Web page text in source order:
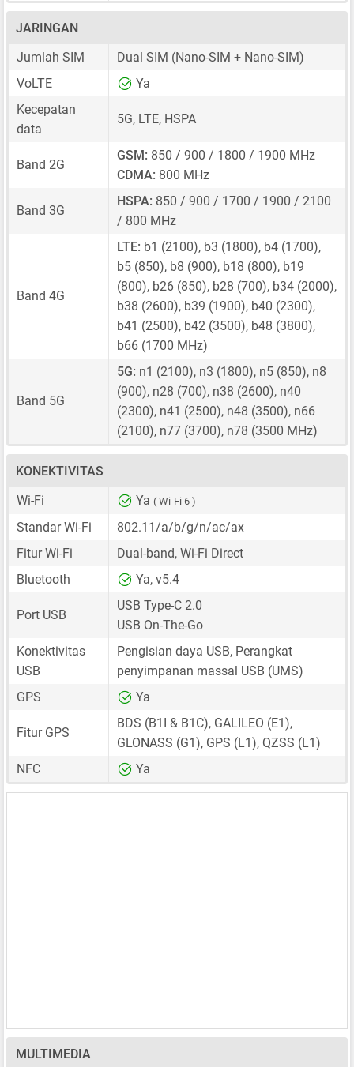
JARINGAN
Jumlah SIM
Dual SIM (Nano-SIM + Nano-SIM)
VoLTE
Ya
Kecepatan
data
5G, LTE, HSPA
Band 2G
GSM: 850 / 900 / 1800 / 1900 MHz
CDMA: 800 MHz
Band 3G
HSPA: 850 / 900 / 1700 / 1900 / 2100
/ 800 MHz
Band 4G
LTE: b1 (2100), b3 (1800), b4 (1700),
b5 (850), b8 (900), b18 (800), b19
(800), b26 (850), b28 (700), b34 (2000),
b38 (2600), b39 (1900), b40 (2300),
b41 (2500), b42 (3500), b48 (3800),
b66 (1700 MHz)
Band 5G
5G: n1 (2100), n3 (1800), n5 (850), n8
(900), n28 (700), n38 (2600), n40
(2300), n41 (2500), n48 (3500), n66
(2100), n77 (3700), n78 (3500 MHz)
KONEKTIVITAS
Wi-Fi
Ya ( Wi-Fi 6 )
Standar Wi-Fi
802.11/a/b/g/n/ac/ax
Fitur Wi-Fi
Dual-band, Wi-Fi Direct
Bluetooth
Ya, v5.4
Port USB
USB Type-C 2.0
USB On-The-Go
Konektivitas
USB
Pengisian daya USB, Perangkat
penyimpanan massal USB (UMS)
GPS
Ya
Fitur GPS
BDS (B1I & B1C), GALILEO (E1),
GLONASS (G1), GPS (L1), QZSS (L1)
NFC
Ya
MULTIMEDIA